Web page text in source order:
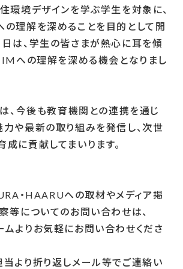
環境デザインを学ぶ学生を対象に、
の理解を深めることを目的として開
日は、学生の皆さまが熱心に耳を傾
への理解を深める機会となりまし
、今後も教育機関との連携を通じ
力や最新の取り組みを発信し、次世
に貢献してまいります。
・HAARUへの取材やメディア掲
等についてのお問い合わせは、
ムよりお気軽にお問い合わせくださ
当より折り返しメール等でご連絡い